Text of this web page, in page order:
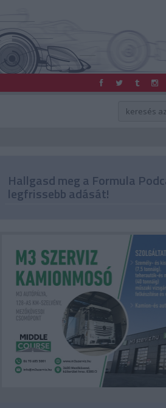
Hallgasd meg a Formula
legfrissebb adását!